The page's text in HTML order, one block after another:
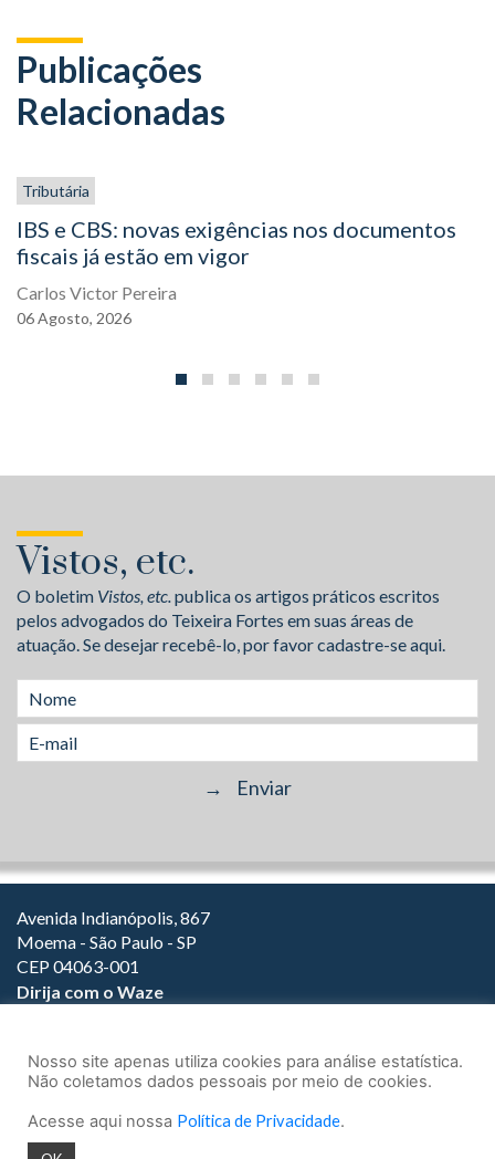
Publicações
Relacionadas
Tributária
IBS e CBS: novas exigências nos documentos
fiscais já estão em vigor
Carlos Victor Pereira
06Agosto, 2026
Vistos, etc.
O boletim Vistos, etc.publica os artigos práticos escritos
pelos advogados do Teixeira Fortes em suas áreas de
atuação. Se desejar recebê-lo, por favor cadastre-se aqui.
Avenida Indianópolis, 867
Moema - São Paulo - SP
CEP 04063-001
Dirija com o Waze
(11) 3147-1800
Nosso site apenas utiliza cookies para análise estatística.
Não coletamos dados pessoais por meio de cookies.
Acesse aqui nossa Política de Privacidade.